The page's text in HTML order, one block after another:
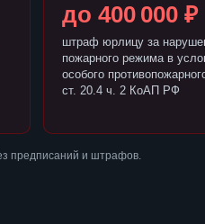
до 400 000 ₽
штраф юрлицу за
пожарного режима в
особого
ст. 20.4 ч. 2 КоАП РФ
предписаний и штрафов.